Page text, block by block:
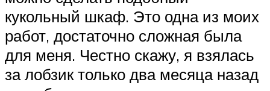
кукольный шкаф. Это одна из моих
работ, достаточно сложная была
для меня. Честно скажу, я взялась
за лобзик только два месяца назад